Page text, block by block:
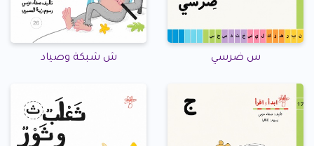
س ضرسي ش شبكة وصياد